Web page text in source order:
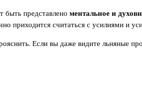
быть представлено ментальное и
приходится считаться с усилиями и
Если вы даже видите льняные